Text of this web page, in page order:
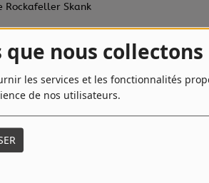
nous collectons
les services et les fonctionnalités
de nos utilisateurs.
Rockafeller Skank
Of Choice
Here Right Now